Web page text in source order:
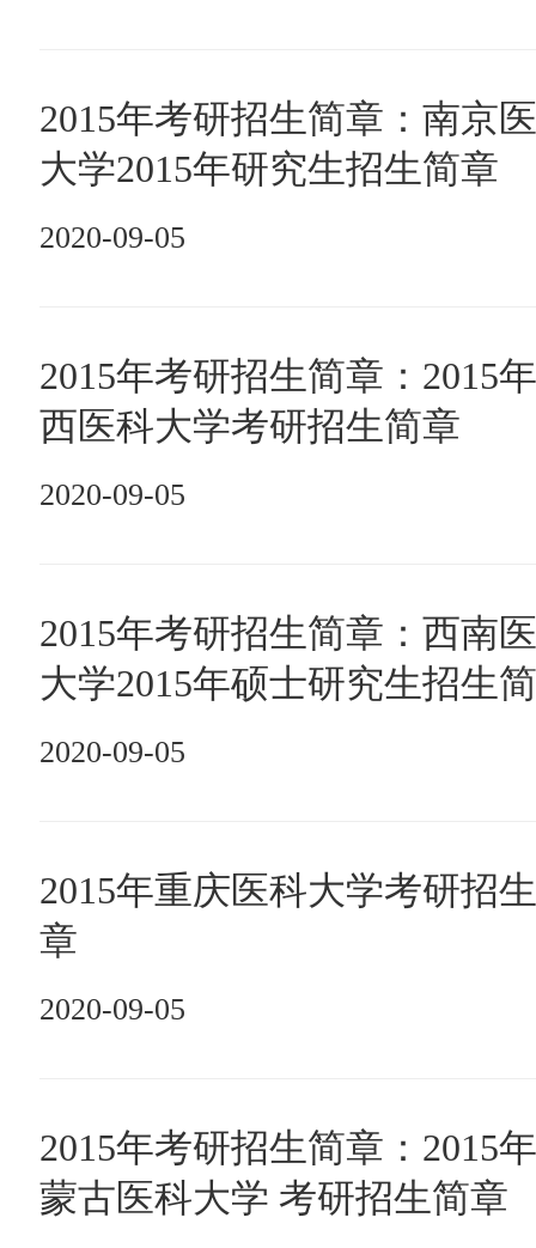
2015年考研招生简章：南京
大学2015年研究生招生简章
2020-09-05
2015年考研招生简章：2015
西医科大学考研招生简章
2020-09-05
2015年考研招生简章：西南
大学2015年硕士研究生招生
2020-09-05
2015年重庆医科大学考研招
章
2020-09-05
2015年考研招生简章：2015
蒙古医科大学 考研招生简章